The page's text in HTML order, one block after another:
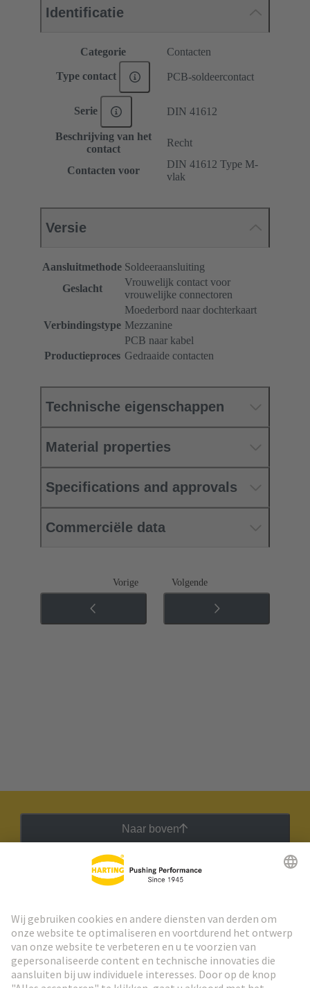
Identificatie
Categorie Contacten
Type contact PCB-soldeercontact
Serie DIN 41612
Beschrijving van het
contact
Recht
Contacten voor
DIN 41612 Type M-
vlak
Versie
Aansluitmethode Soldeeraansluiting
Geslacht
Vrouwelijk contact voor
vrouwelijke connectoren
Verbindingstype
Moederbord naar dochterkaart
Mezzanine
PCB naar kabel
Productieproces Gedraaide contacten
Technische eigenschappen
Material properties
Specifications and approvals
Commerciële data
Vorige Volgende
Naar boven
Ga naar registratie